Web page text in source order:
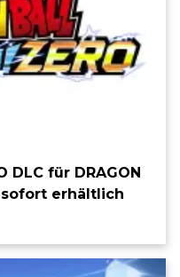
DLC für DRAGON
sofort erhältlich